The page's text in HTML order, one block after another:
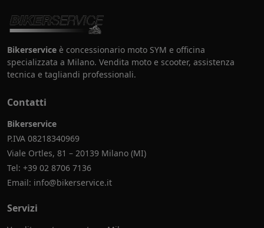
Bikerservice è concessionario moto SYM e officina
specializzata a Milano. Vendita moto e scooter, assistenza
tecnica e tagliandi professionali.
Contatti
Bikerservice
P.IVA 08218340969
Viale Ortles, 81 – 20139 Milano (MI)
Tel: +39 02 8706 7136
Email: info@bikerservice.it
Servizi